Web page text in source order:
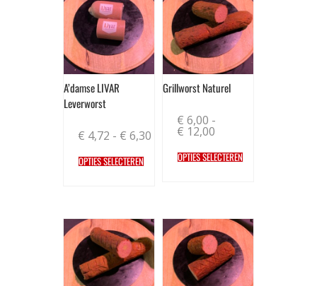
A’damse LIVAR
Leverworst
€ 4,72 - € 6,30
OPTIES SELECTEREN
Grillworst Naturel
€ 6,00 -
€ 12,00
OPTIES SELECTEREN